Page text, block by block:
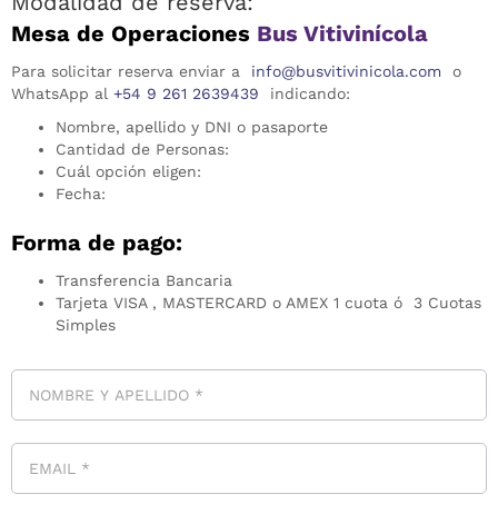
Mesa de Operaciones Bus Vitivinícola
Para solicitar reserva enviar a info@busvitivinicola.com o
WhatsApp al +54 9 261 2639439 indicando:
Nombre, apellido y DNI o pasaporte
Cantidad de Personas:
Cuál opción eligen:
Fecha:
Forma de pago:
Transferencia Bancaria
Tarjeta VISA , MASTERCARD o AMEX 1 cuota ó 3 Cuotas
Simples